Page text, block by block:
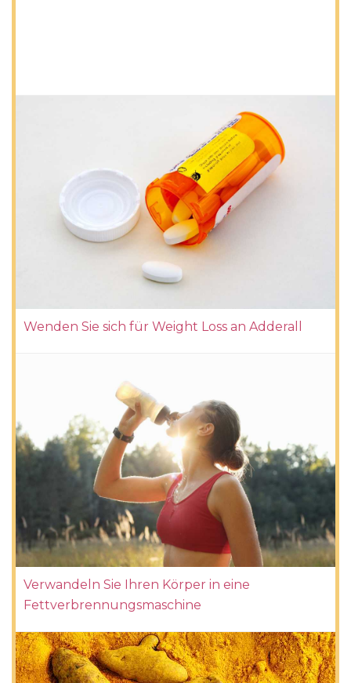
Wenden Sie sich für Weight Loss an Adderall
Verwandeln Sie Ihren Körper in eine
Fettverbrennungsmaschine